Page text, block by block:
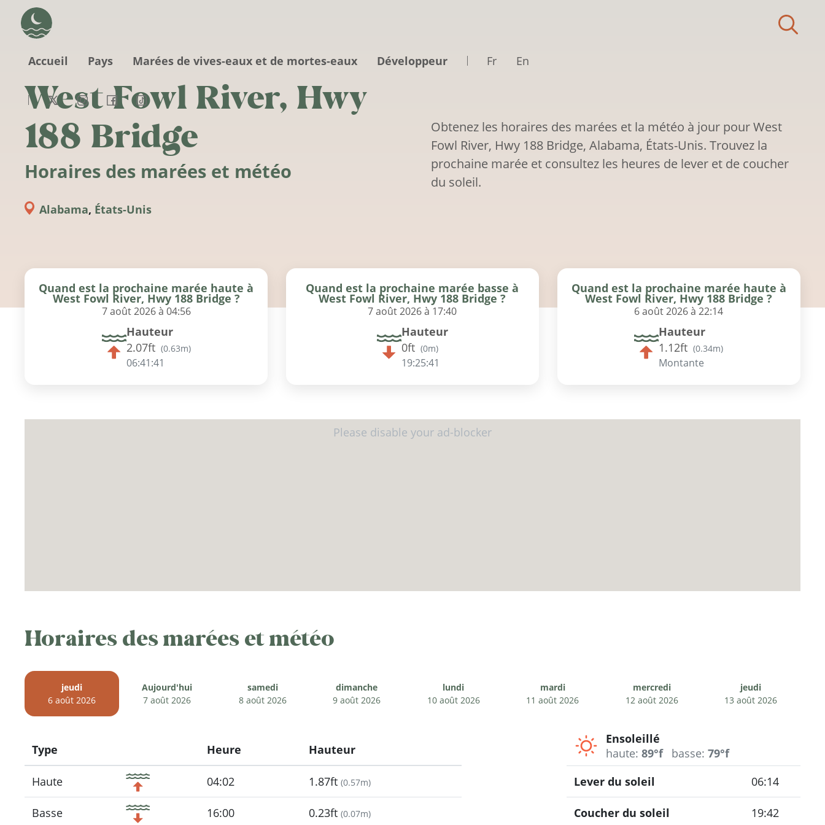
Accueil
Pays Marées de vives-eaux et de mortes-eaux Développeur Fr En
West Fowl River, Hwy
188 Bridge
Horaires des marées et météo
Alabama, États-Unis
Obtenez les horaires des marées et la météo à jour pour West
Fowl River, Hwy 188 Bridge, Alabama, États-Unis. Trouvez la
prochaine marée et consultez les heures de lever et de coucher
du soleil.
Quand est la prochaine marée haute à
West Fowl River, Hwy 188 Bridge ?
7 août 2026 à 04:56
Hauteur
2.07ft (0.63m)
06:41:40
Quand est la prochaine marée basse à
West Fowl River, Hwy 188 Bridge ?
7 août 2026 à 17:40
Hauteur
0ft (0m)
19:25:40
Quand est la prochaine marée haute à
West Fowl River, Hwy 188 Bridge ?
6 août 2026 à 22:14
Hauteur
1.12ft (0.34m)
Montante
Horaires des marées et météo
jeudi
6 août 2026
Aujourd'hui
7 août 2026
samedi
8 août 2026
dimanche
9 août 2026
lundi
10 août 2026
mardi
11 août 2026
mercredi
12 août 2026
jeudi
13 août 2026
Type
Icon
Heure Hauteur
Haute 04:02 1.87ft (0.57m)
Basse 16:00 0.23ft (0.07m)
Ensoleillé
haute: 89°f basse: 79°f
Lever du soleil
06:14
Coucher du soleil 19:42